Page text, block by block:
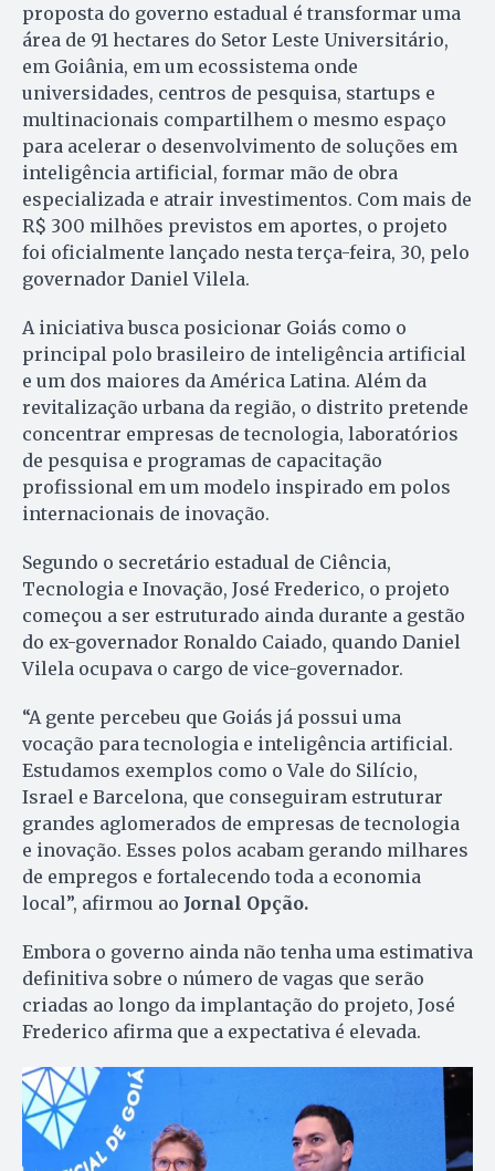
proposta do governo estadual é transformar uma
área de 91 hectares do Setor Leste Universitário,
em Goiânia, em um ecossistema onde
universidades, centros de pesquisa, startups e
multinacionais compartilhem o mesmo espaço
para acelerar o desenvolvimento de soluções em
inteligência artificial, formar mão de obra
especializada e atrair investimentos. Com mais de
R$ 300 milhões previstos em aportes, o projeto
foi oficialmente lançado nesta terça-feira, 30, pelo
governador Daniel Vilela.
A iniciativa busca posicionar Goiás como o
principal polo brasileiro de inteligência artificial
e um dos maiores da América Latina. Além da
revitalização urbana da região, o distrito pretende
concentrar empresas de tecnologia, laboratórios
de pesquisa e programas de capacitação
profissional em um modelo inspirado em polos
internacionais de inovação.
Segundo o secretário estadual de Ciência,
Tecnologia e Inovação, José Frederico, o projeto
começou a ser estruturado ainda durante a gestão
do ex-governador Ronaldo Caiado, quando Daniel
Vilela ocupava o cargo de vice-governador.
“A gente percebeu que Goiás já possui uma
vocação para tecnologia e inteligência artificial.
Estudamos exemplos como o Vale do Silício,
Israel e Barcelona, que conseguiram estruturar
grandes aglomerados de empresas de tecnologia
e inovação. Esses polos acabam gerando milhares
de empregos e fortalecendo toda a economia
local”, afirmou ao Jornal Opção.
Embora o governo ainda não tenha uma estimativa
definitiva sobre o número de vagas que serão
criadas ao longo da implantação do projeto, José
Frederico afirma que a expectativa é elevada.